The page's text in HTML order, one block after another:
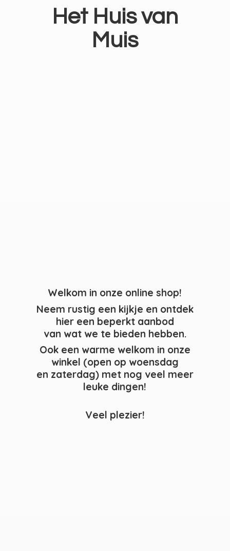
Het Huisvan
Muis
Welkom in onze online shop!
Neem rustig een kijkje en ontdek
hier een beperkt aanbod
van wat we te bieden hebben.
Ook een warme welkom in onze
winkel (open op woensdag
en zaterdag) met nog veel meer
leuke dingen!
Veel plezier!